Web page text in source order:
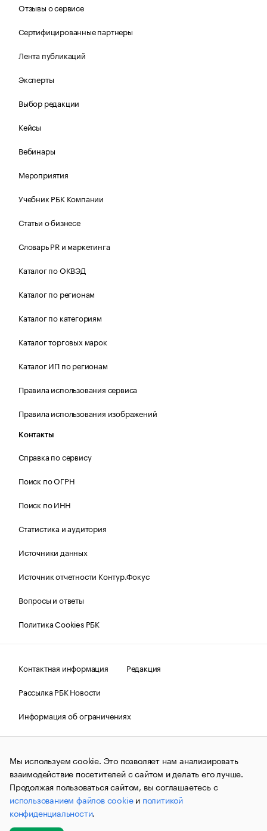
Отзывы о сервисе
Сертифицированные партнеры
Лента публикаций
Эксперты
Выбор редакции
Кейсы
Вебинары
Мероприятия
Учебник РБК Компании
Статьи о бизнесе
Словарь PR и маркетинга
Каталог по ОКВЭД
Каталог по регионам
Каталог по категориям
Каталог торговых марок
Каталог ИП по регионам
Правила использования сервиса
Правила использования изображений
Контакты
Справка по сервису
Поиск по ОГРН
Поиск по ИНН
Статистика и аудитория
Источники данных
Источник отчетности Контур.Фокус
Вопросы и ответы
Политика Cookies РБК
Контактная информация
Редакция
Рассылка РБК Новости
Информация об ограничениях
Правовая информация
О соблюдении авторских прав
© АО «РОСБИЗНЕСКОНСАЛТИНГ»,1995–2026.Сообщения
и материалы информационного агентства «РБК»
(зарегистрировано Федеральной службой по надзору в сфере
связи, информационных технологий и массовых
коммуникаций (Роскомнадзор) 09.12.2015 за номером ИА
№ФС77-63848) сопровождаются пометкой «РБК». Отдельные
публикации могут содержать информацию,
не предназначенную для пользователей
Мы используем cookie. Это позволяет нам анализировать
взаимодействие посетителей с сайтом и делать его лучше.
Продолжая пользоваться сайтом, вы соглашаетесь с
использованием файлов cookieи политикой
конфиденциальности.